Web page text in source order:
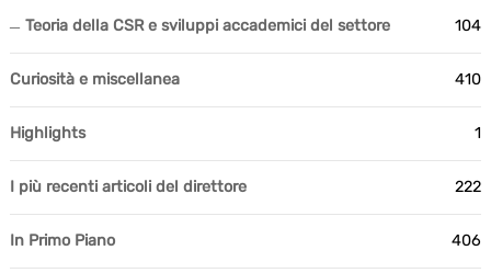
Teoria della CSR e sviluppi accademici del settore 104
Curiosità e miscellanea 410
Highlights 1
I più recenti articoli del direttore 222
In Primo Piano 406